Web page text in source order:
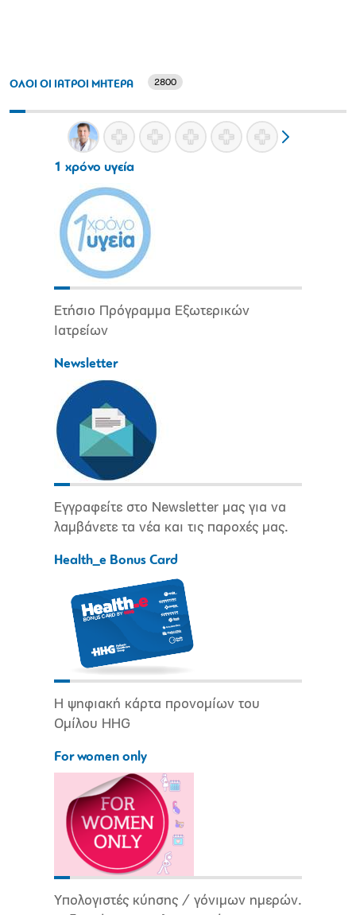
ΟΛΟΙ ΟΙ ΙΑΤΡΟΙ ΜΗΤΕΡΑ 2800
1 χρόνο υγεία
Ετήσιο Πρόγραμμα Εξωτερικών
Ιατρείων
Newsletter
Εγγραφείτε στο Newsletter μας για να
λαμβάνετε τα νέα και τις παροχές μας.
Health_e Bonus Card
Η ψηφιακή κάρτα προνομίων του
Ομίλου HHG
For women only
Υπολογιστές κύησης / γόνιμων ημερών.